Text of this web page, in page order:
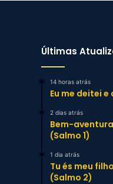
Últimas
14 horas atrás
Eu me deitei
2 dias atrás
Bem-
(Salmo 1)
1 dia atrás
Tu és meu
(Salmo 2)